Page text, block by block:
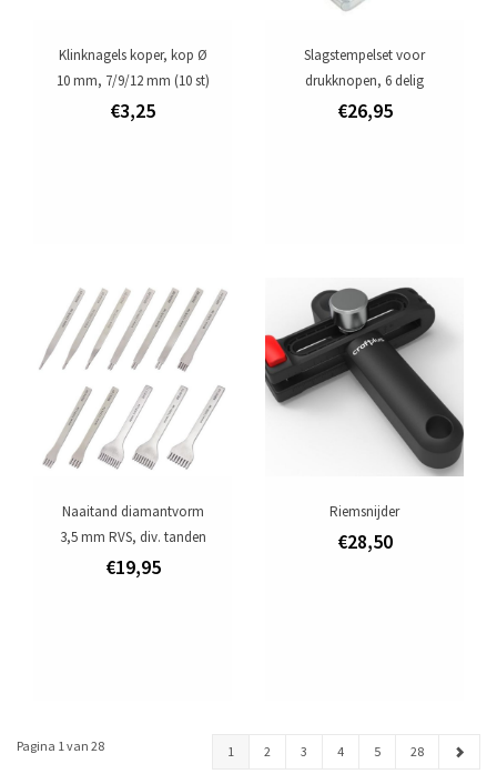
Klinknagels koper, kop Ø
10 mm, 7/9/12 mm (10 st)
€3,25
Slagstempelset voor
drukknopen, 6 delig
€26,95
Naaitand diamantvorm
3,5 mm RVS, div. tanden
€19,95
Riemsnijder
€28,50
Pagina 1 van 28 1 2 3 4 5 28